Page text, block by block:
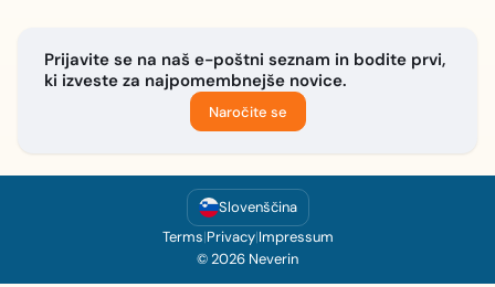
Prijavite se na naš e-poštni seznam in bodite prvi,
ki izveste za najpomembnejše novice.
Naročite se
Slovenščina
Terms|Privacy|Impressum
© 2026 Neverin